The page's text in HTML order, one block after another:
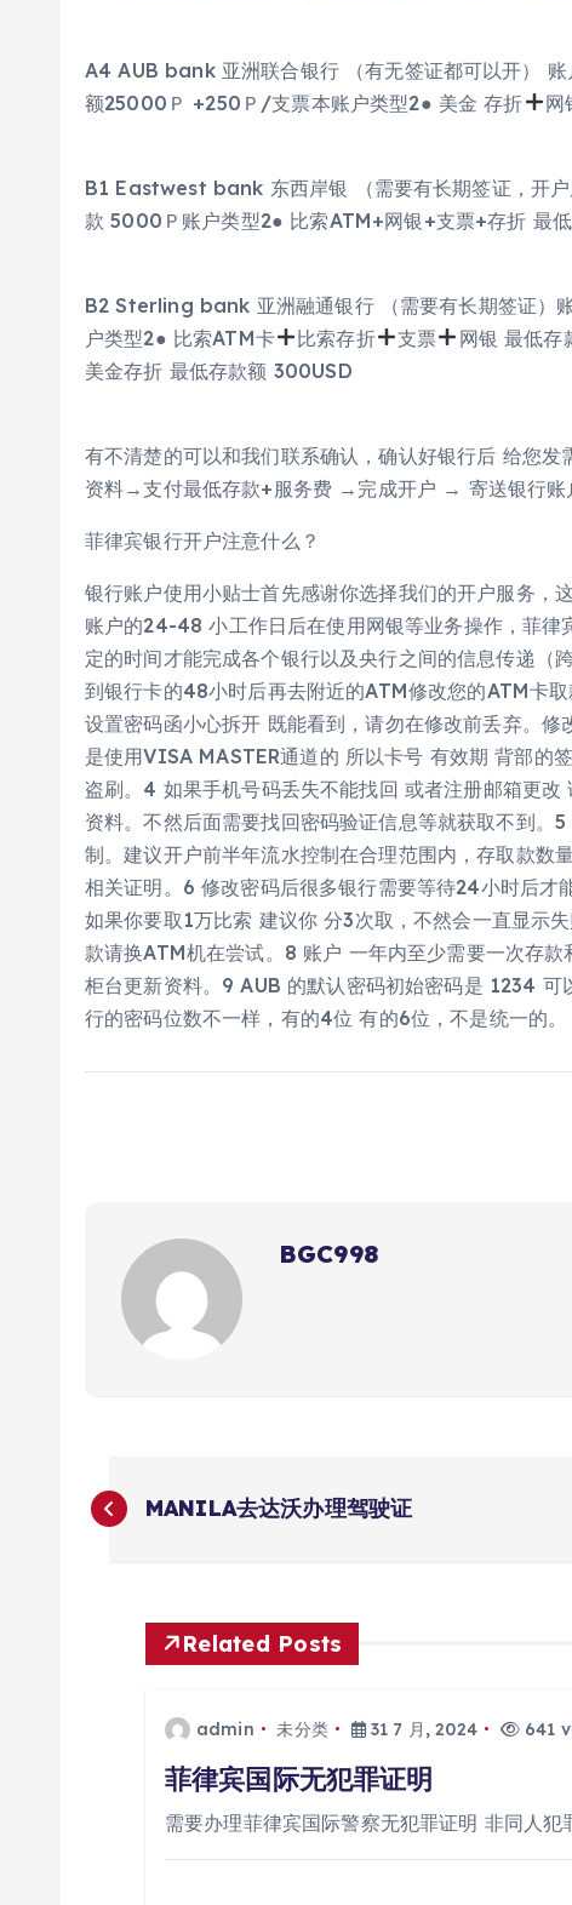
A4 AUB bank 亚洲联合银行 （有无签证都可以开）
额25000Ｐ +250Ｐ/支票本账户类型2● 美金 存折
网
B1 Eastwest bank 东西岸银 （需要有长期签证，开
款 5000Ｐ账户类型2● 比索ATM+网银+支票+存折 最
B2 Sterling bank 亚洲融通银行 （需要有长期签证）
户类型2● 比索ATM卡
比索存折 支票
网银 最低
美金存折 最低存款额 300USD
有不清楚的可以和我们联系确认，确认好银行后 给您
资料→支付最低存款+服务费 →完成开户 → 寄送银行
菲律宾银行开户注意什么？
银行账户使用小贴士首先感谢你选择我们的开户服务，
账户的24-48 小工作日后在使用网银等业务操作，菲律
定的时间才能完成各个银行以及央行之间的信息传递（
到银行卡的48小时后再去附近的ATM修改您的ATM卡
设置密码函小心拆开 既能看到，请勿在修改前丢弃。
是使用VISA MASTER通道的 所以卡号 有效期 背部的
盗刷。4 如果手机号码丢失不能找回 或者注册邮箱更
资料。不然后面需要找回密码验证信息等就获取不到。
制。建议开户前半年流水控制在合理范围内，存取款数
相关证明。6 修改密码后很多银行需要等待24小时后
如果你要取1万比索 建议你 分3次取，不然会一直显示
款请换ATM机在尝试。8 账户 一年内至少需要一次存
柜台更新资料。9 AUB 的默认密码初始密码是 1234
行的密码位数不一样，有的4位 有的6位，不是统一的。
BGC998
文
MANILA去达沃办理驾驶证
Related Posts
admin 未分类 31 7 月, 2024 641
菲律宾国际无犯罪证明
需要办理菲律宾国际警察无犯罪证明 非同人